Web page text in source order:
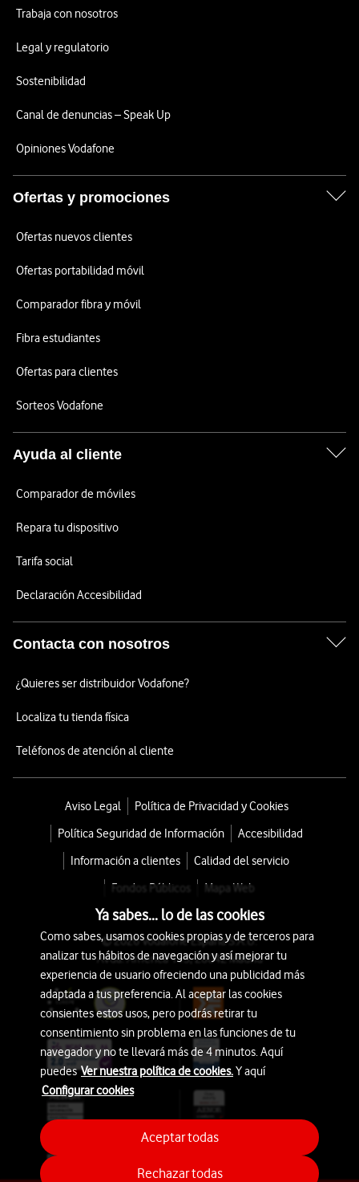
Trabaja con nosotros
Legal y regulatorio
Sostenibilidad
Canal de denuncias – Speak Up
Opiniones Vodafone
Ofertas y promociones
Ofertas nuevos clientes
Ofertas portabilidad móvil
Comparador fibra y móvil
Fibra estudiantes
Ofertas para clientes
Sorteos Vodafone
Ayuda al cliente
Comparador de móviles
Repara tu dispositivo
Tarifa social
Declaración Accesibilidad
Contacta con nosotros
¿Quieres ser distribuidor Vodafone?
Localiza tu tienda física
Teléfonos de atención al cliente
Aviso Legal
Política de Privacidad y Cookies
Política Seguridad de Información
Accesibilidad
Información a clientes
Calidad del servicio
Fondos Públicos
Mapa Web
© 2026 Vodafone España S.A.U.
Avda. América 115, 28042 Madrid
Ya sabes... lo de las cookies
Como sabes, usamos cookies propias y de terceros para
analizar tus hábitos de navegación y así mejorar tu
experiencia de usuario ofreciendo una publicidad más
adaptada a tus preferencia. Al aceptar las cookies
consientes estos usos, pero podrás retirar tu
consentimiento sin problema en las funciones de tu
navegador y no te llevará más de 4 minutos. Aquí
puedesVer nuestra política de cookies.Y aquí
Configurar cookies
Rechazar todas
Aceptar todas